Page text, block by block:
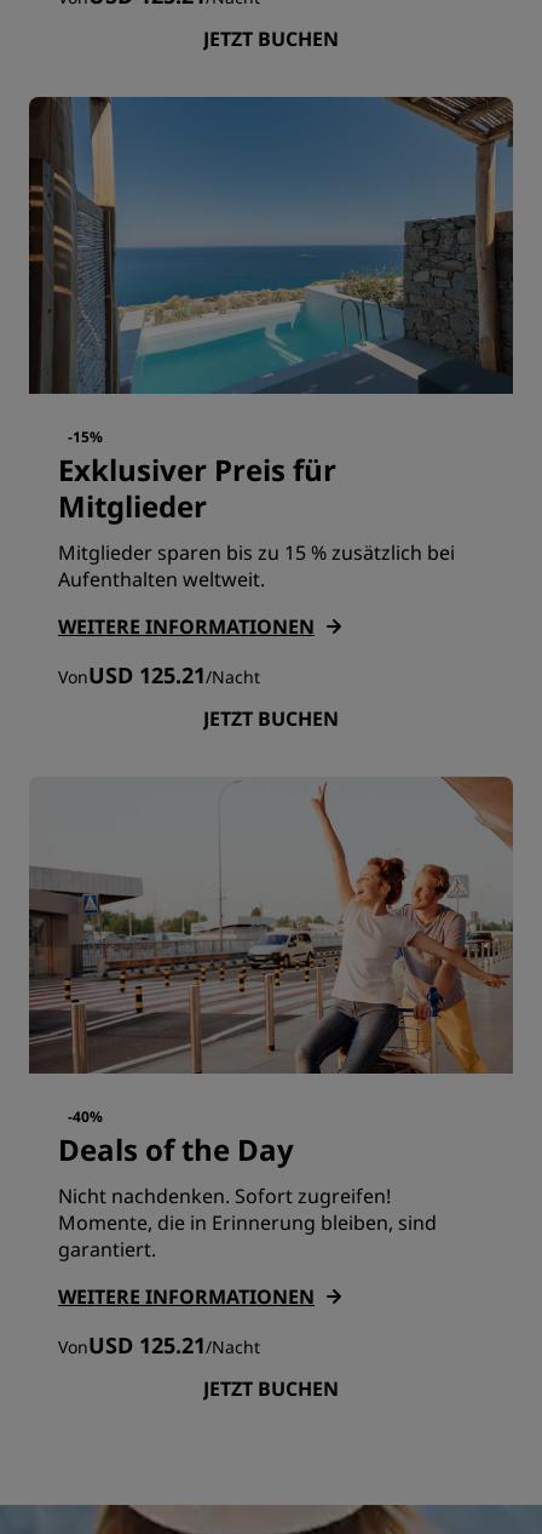
JETZT BUCHEN
-15%
Exklusiver Preis für
Mitglieder
Mitglieder sparen bis zu 15 % zusätzlich bei
Aufenthalten weltweit.
WEITERE INFORMATIONEN
VonUSD 125.21/Nacht
JETZT BUCHEN
-40%
Deals of the Day
Nicht nachdenken. Sofort zugreifen!
Momente, die in Erinnerung bleiben, sind
garantiert.
WEITERE INFORMATIONEN
VonUSD 125.21/Nacht
JETZT BUCHEN